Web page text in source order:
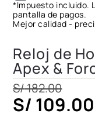
*Impuesto incluido.
pantalla de pagos.
Mejor calidad -
Reloj de
Apex &
S/182.00
S/ 109.00